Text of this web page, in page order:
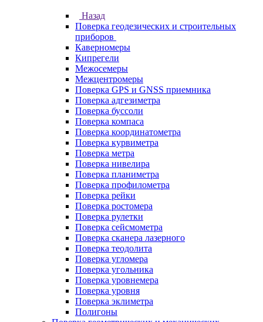
Назад
Поверка геодезических и строительных
приборов
Каверномеры
Кипрегели
Межосемеры
Межцентромеры
Поверка GPS и GNSS приемника
Поверка адгезиметра
Поверка буссоли
Поверка компаса
Поверка координатометра
Поверка курвиметра
Поверка метра
Поверка нивелира
Поверка планиметра
Поверка профилометра
Поверка рейки
Поверка ростомера
Поверка рулетки
Поверка сейсмометра
Поверка сканера лазерного
Поверка теодолита
Поверка угломера
Поверка угольника
Поверка уровнемера
Поверка уровня
Поверка эклиметра
Полигоны